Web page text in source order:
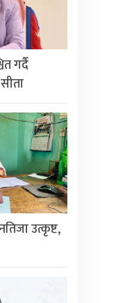
गर्दै
उत्कृष्ट,